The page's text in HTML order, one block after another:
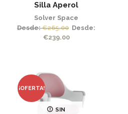
Silla Aperol
Solver Space
Desde:€265.00 Desde:
€239.00
¡OFERTA!
SIN